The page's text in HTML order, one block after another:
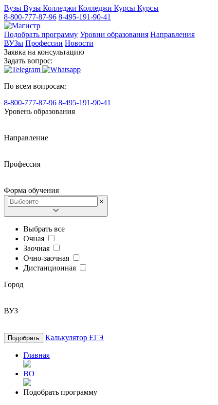
Вузы Вузы Колледжи Колледжи Курсы Курсы
8-800-777-87-96 8-495-191-90-41
Подобрать программу Уровни образования Направления
ВУЗы Профессии Новости
Заявка на консультацию
Задать вопрос:
По всем вопросам:
8-800-777-87-96 8-495-191-90-41
Уровень образования
Направление
Профессия
Форма обучения
×
Выбрать все
Очная
Заочная
Очно-заочная
Дистанционная
Город
ВУЗ
Подобрать Калькулятор ЕГЭ
Главная
ВО
Подобрать программу